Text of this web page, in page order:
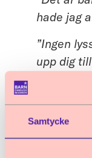
Samtycke
hade jag
”Ingen
upp dig
"Det var